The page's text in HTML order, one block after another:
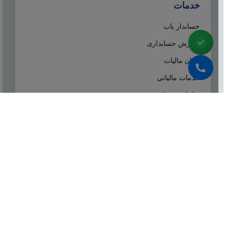
خدمات
حسابدار یاب
آموزش حسابداری
ایران مالیات
خدمات مالیاتی
سامانه مودیان